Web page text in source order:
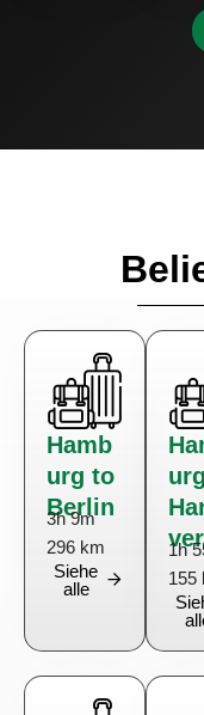
Hamb
urg to
Berlin
3h 9m
296 km
Siehe
alle
ver
1h
155